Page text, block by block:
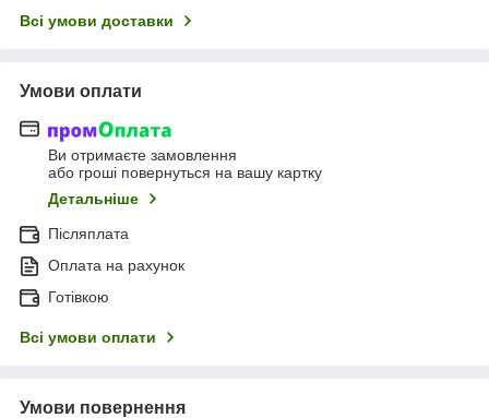
Всі умови доставки
Умови оплати
Ви отримаєте замовлення
або гроші повернуться на вашу картку
Детальніше
Післяплата
Оплата на рахунок
Готівкою
Всі умови оплати
Умови повернення